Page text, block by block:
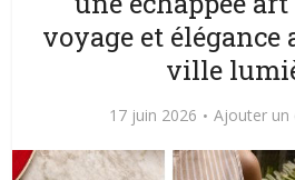
voyage et
ville
17 juin 2026 Ajouter un